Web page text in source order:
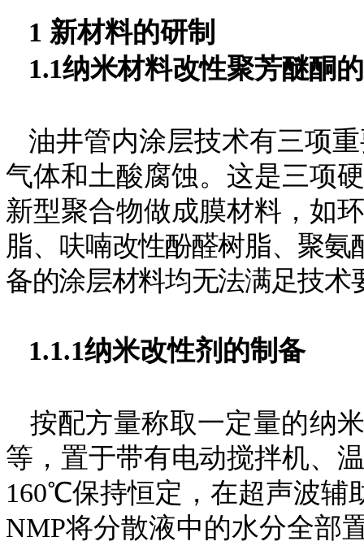
1 新材料的研制
1.1纳米材料改性聚芳醚酮
油井管内涂层技术有三项
气体和土酸腐蚀。这是三项
新型聚合物做成膜材料，如
脂、 呋喃改性酚醛树脂、聚氨
备的涂层材料均无法满足技
1.1.1纳米改性剂的制备
按配方量称取一定量的纳
等 ， 置于带有电动搅拌机、
160℃保持恒定，在超声波辅
NMP将分散液中的水分全部